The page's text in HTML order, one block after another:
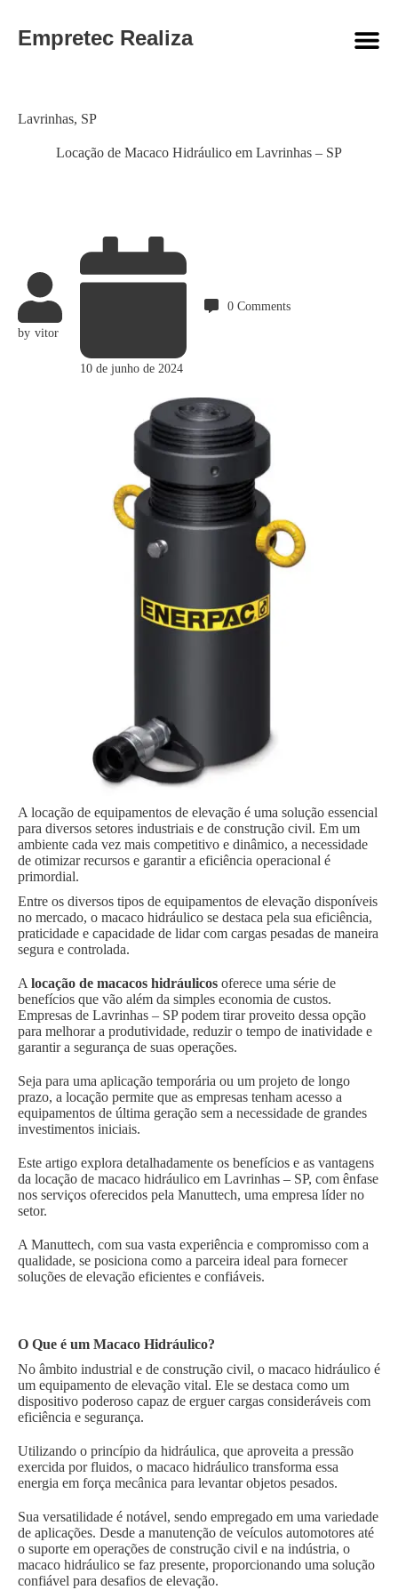
Empretec Realiza
Locação de Macaco Hidráulico em Lavrinhas – SP
Category
Lavrinhas, SP
by vitor
10 de junho de 2024
0 Comments
A locação de equipamentos de elevação é uma solução essencial
para diversos setores industriais e de construção civil. Em um
ambiente cada vez mais competitivo e dinâmico, a necessidade
de otimizar recursos e garantir a eficiência operacional é
primordial.
Entre os diversos tipos de equipamentos de elevação disponíveis
no mercado, o macaco hidráulico se destaca pela sua eficiência,
praticidade e capacidade de lidar com cargas pesadas de maneira
segura e controlada.
A locação de macacos hidráulicos oferece uma série de
benefícios que vão além da simples economia de custos.
Empresas de Lavrinhas – SP podem tirar proveito dessa opção
para melhorar a produtividade, reduzir o tempo de inatividade e
garantir a segurança de suas operações.
Seja para uma aplicação temporária ou um projeto de longo
prazo, a locação permite que as empresas tenham acesso a
equipamentos de última geração sem a necessidade de grandes
investimentos iniciais.
Este artigo explora detalhadamente os benefícios e as vantagens
da locação de macaco hidráulico em Lavrinhas – SP, com ênfase
nos serviços oferecidos pela Manuttech, uma empresa líder no
setor.
A Manuttech, com sua vasta experiência e compromisso com a
qualidade, se posiciona como a parceira ideal para fornecer
soluções de elevação eficientes e confiáveis.
O Que é um Macaco Hidráulico?
No âmbito industrial e de construção civil, o macaco hidráulico é
um equipamento de elevação vital. Ele se destaca como um
dispositivo poderoso capaz de erguer cargas consideráveis com
eficiência e segurança.
Utilizando o princípio da hidráulica, que aproveita a pressão
exercida por fluidos, o macaco hidráulico transforma essa
energia em força mecânica para levantar objetos pesados.
Sua versatilidade é notável, sendo empregado em uma variedade
de aplicações. Desde a manutenção de veículos automotores até
o suporte em operações de construção civil e na indústria, o
macaco hidráulico se faz presente, proporcionando uma solução
confiável para desafios de elevação.